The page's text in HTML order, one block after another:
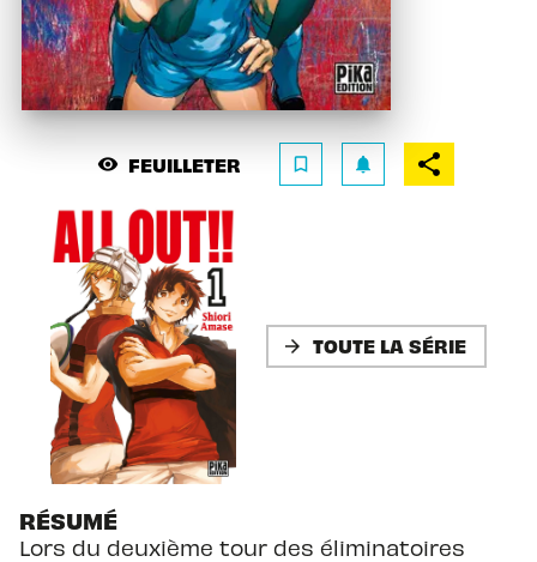
visibility FEUILLETER bookmark_border notifications
arrow_forward TOUTE LA SÉRIE
RÉSUMÉ
Lors du deuxième tour des éliminatoires